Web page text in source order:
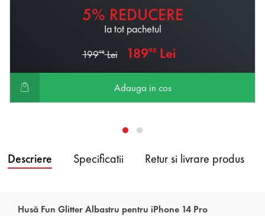
5% REDUCERE
Ia tot pachetul
19998Lei 18998 Lei
Adauga in cos
Descriere Specificatii Retur si livrare produs
Husă Fun Glitter Albastru pentru iPhone 14 Pro